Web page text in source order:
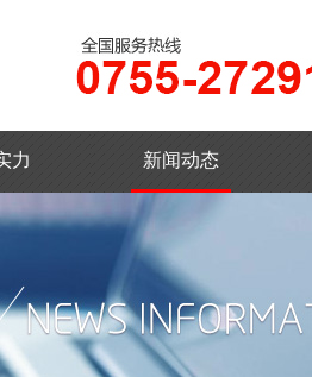
力 新闻动态